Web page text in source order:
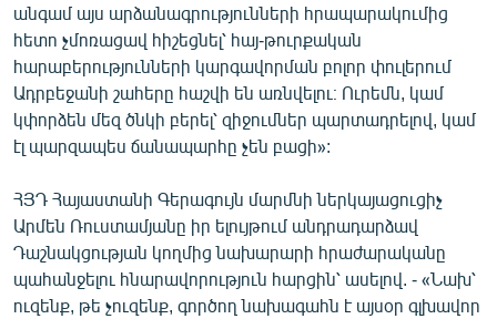
անգամ այս արձանագրությունների հրապարակումից
հետո չմոռացավ հիշեցնել՝ հայ-թուրքական
հարաբերությունների կարգավորման բոլոր փուլերում
Ադրբեջանի շահերը հաշվի են առնվելու։ Ուրեմն, կամ
կփորձեն մեզ ծնկի բերել՝ զիջումներ պարտադրելով, կամ
էլ պարզապես ճանապարհը չեն բացի»:
ՀՅԴ Հայաստանի Գերագույն մարմնի ներկայացուցիչ
Արմեն Ռուստամյանը իր ելույթում անդրադարձավ
Դաշնակցության կողմից նախարարի հրաժարականը
պահանջելու հնարավորություն հարցին՝ ասելով. - «Նախ՝
ուզենք, թե չուզենք, գործող նախագահն է այսօր գլխավոր